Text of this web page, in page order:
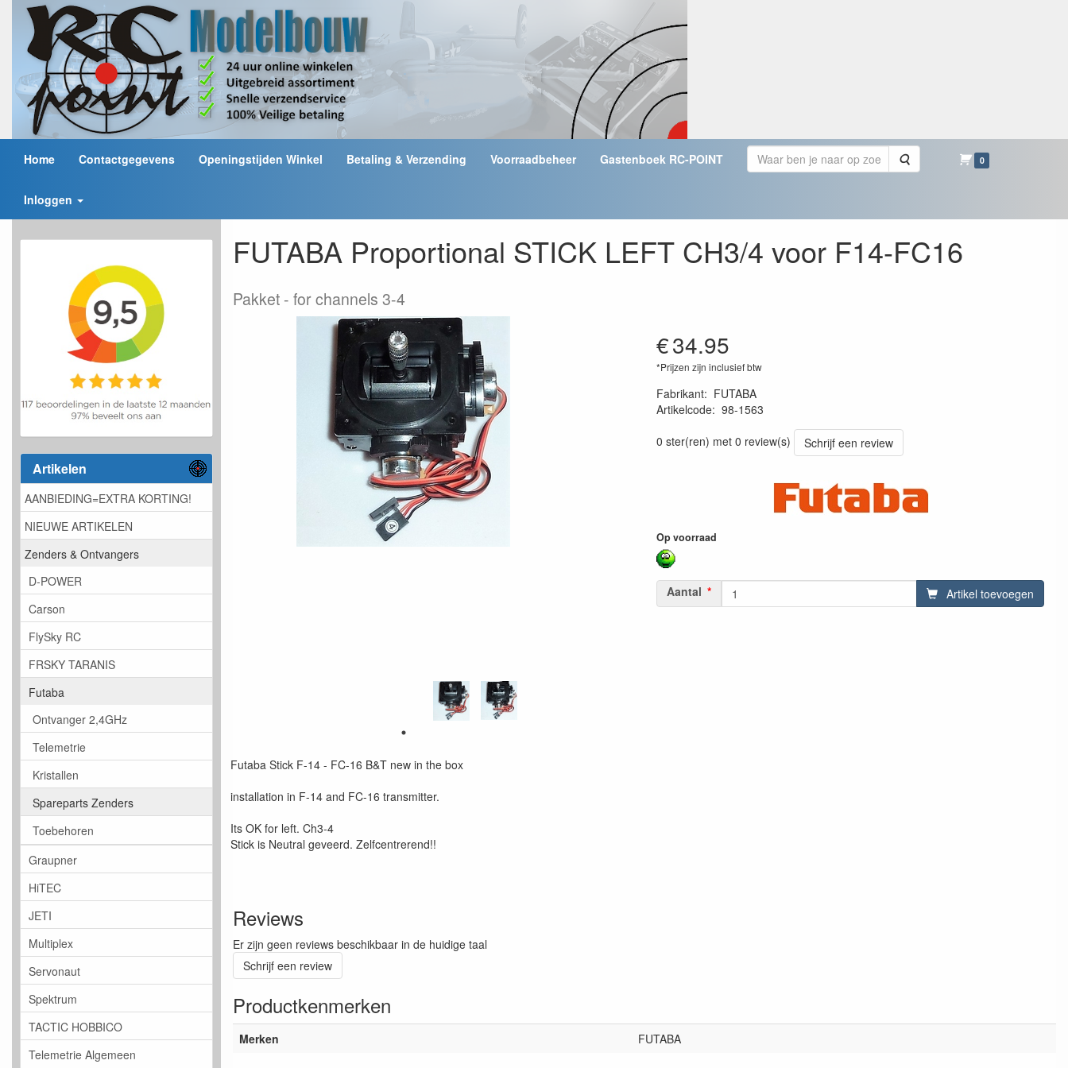
Home Contactgegevens Openingstijden Winkel Betaling & Verzending Voorraadbeheer Gastenboek RC-POINT Zoeken 0
Inloggen
Artikelen
AANBIEDING=EXTRA KORTING!
NIEUWE ARTIKELEN
Zenders & Ontvangers
D-POWER
Carson
FlySky RC
FRSKY TARANIS
Futaba
Ontvanger 2,4GHz
Telemetrie
Kristallen
Spareparts Zenders
Toebehoren
Graupner
HiTEC
JETI
Multiplex
Servonaut
Spektrum
TACTIC HOBBICO
Telemetrie Algemeen
FUTABA Proportional STICK LEFT CH3/4 voor F14-FC16
Pakket for channels 3-4
€34.95
*Prijzen zijn inclusief btw
Fabrikant: FUTABA
Artikelcode: 98-1563
0 ster(ren) met 0 review(s)
Schrijf een review
Op voorraad
Aantal Artikel toevoegen
Futaba Stick F-14 - FC-16 B&T new in the box
installation in F-14 and FC-16 transmitter.
Its OK for left. Ch3-4
Stick is Neutral geveerd. Zelfcentrerend!!
Reviews
Er zijn geen reviews beschikbaar in de huidige taal
Schrijf een review
Productkenmerken
Merken FUTABA